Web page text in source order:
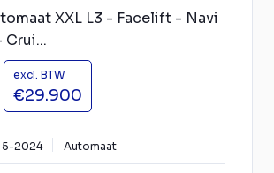
XXL L3 - Facelift - Navi
Crui...
excl. BTW
€29.900
5-2024 Automaat